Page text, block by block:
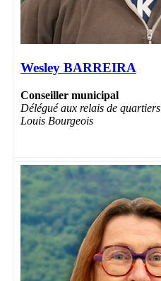
Wesley BARREIRA
Conseiller municipal
Délégué aux relais de quartiers
Louis Bourgeois